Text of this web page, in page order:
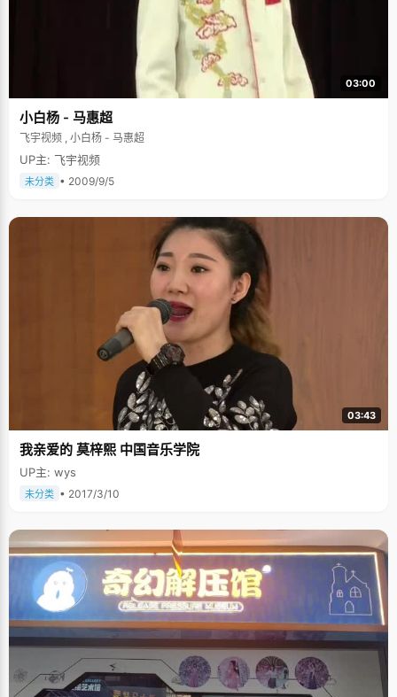
03:00
小白杨 - 马惠超
飞宇视频 , 小白杨 - 马惠超
UP主: 飞宇视频
未分类 • 2009/9/5
03:43
我亲爱的 莫梓熙 中国音乐学院
UP主: wys
未分类 • 2017/3/10